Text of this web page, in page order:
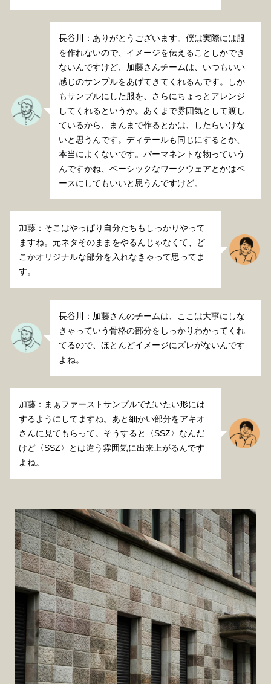
長谷川：ありがとうございます。僕は実際には服
を作れないので、イメージを伝えることしかでき
ないんですけど、加藤さんチームは、いつもいい
感じのサンプルをあげてきてくれるんです。しか
もサンプルにした服を、さらにちょっとアレンジ
してくれるというか。あくまで雰囲気として渡し
ているから、まんまで作るとかは、したらいけな
いと思うんです。ディテールも同じにするとか、
本当によくないです。パーマネントな物っていう
んですかね、ベーシックなワークウェアとかはベ
ースにしてもいいと思うんですけど。
加藤：そこはやっぱり自分たちもしっかりやって
ますね。元ネタそのままをやるんじゃなくて、ど
こかオリジナルな部分を入れなきゃって思ってま
す。
長谷川：加藤さんのチームは、ここは大事にしな
きゃっていう骨格の部分をしっかりわかってくれ
てるので、ほとんどイメージにズレがないんです
よね。
加藤：まぁファーストサンプルでだいたい形には
するようにしてますね。あと細かい部分をアキオ
さんに見てもらって。そうすると〈SSZ〉なんだ
けど〈SSZ〉とは違う雰囲気に出来上がるんです
よね。